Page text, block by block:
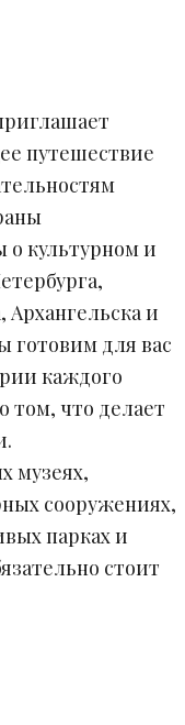
путешествие
о культурном и
и
готовим для вас
каждого
том, что делает
музеях,
сооружениях,
парках и
стоит